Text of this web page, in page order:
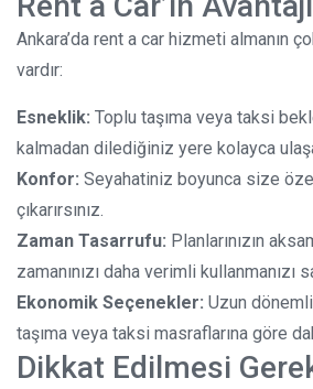
Ankara’da rent a car hizmeti almanın
vardır:
Esneklik: Toplu taşıma veya taksi
kalmadan dilediğiniz yere kolayca
Konfor: Seyahatiniz boyunca size
çıkarırsınız.
Zaman Tasarrufu: Planlarınızın
zamanınızı daha verimli kullanmanızı
Ekonomik Seçenekler: Uzun
taşıma veya taksi masraflarına göre
Dikkat Edilmesi